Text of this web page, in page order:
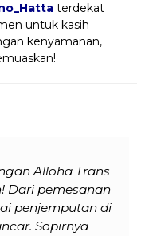
terdekat
untuk kasih
kenyamanan,
Alloha Trans
Dari pemesanan
penjemputan di
Sopirnya